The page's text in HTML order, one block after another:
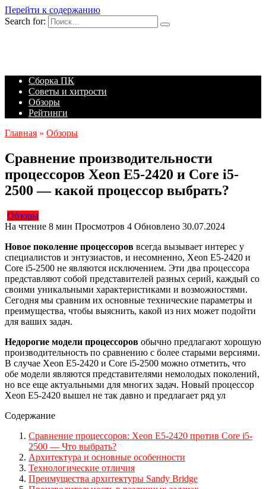
Перейти к содержанию
Search for:
Сборка ПК
Советы и хитрости
Обзоры
Рейтинги
Главная » Обзоры
Сравнение производительности
процессоров Xeon E5-2420 и Core i5-
2500 — какой процессор выбрать?
Обзоры
На чтение 8 мин Просмотров 4 Обновлено 30.07.2024
Новое поколение процессоров всегда вызывает интерес у
специалистов и энтузиастов, и несомненно, Xeon E5-2420 и
Core i5-2500 не являются исключением. Эти два процессора
представляют собой представителей разных серий, каждый со
своими уникальными характеристиками и возможностями.
Сегодня мы сравним их основные технические параметры и
преимущества, чтобы выяснить, какой из них может подойти
для ваших задач.
Недорогие модели процессоров обычно предлагают хорошую
производительность по сравнению с более старыми версиями.
В случае Xeon E5-2420 и Core i5-2500 можно отметить, что
обе модели являются представителями немолодых поколений,
но все еще актуальными для многих задач. Новый процессор
Xeon E5-2420 вышел не так давно и предлагает ряд ул
Содержание
Сравнение процессоров: Xeon E5-2420 против Core i5-
2500 — Что выбрать?
Архитектура и основные особенности
Технологические отличия
Преимущества архитектуры Sandy Bridge